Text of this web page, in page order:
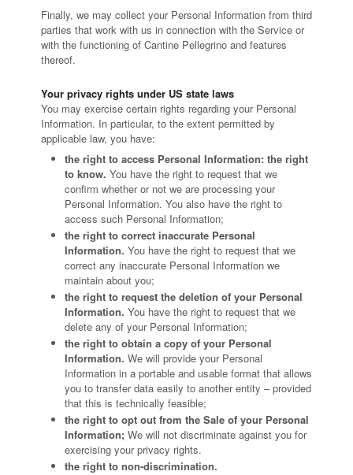
Finally, we may collect your Personal Information from third
parties that work with us in connection with the Service or
with the functioning of Cantine Pellegrino and features
thereof.
Your privacy rights under US state laws
You may exercise certain rights regarding your Personal
Information. In particular, to the extent permitted by
applicable law, you have:
the right to access Personal Information: the right
to know. You have the right to request that we
confirm whether or not we are processing your
Personal Information. You also have the right to
access such Personal Information;
the right to correct inaccurate Personal
Information. You have the right to request that we
correct any inaccurate Personal Information we
maintain about you;
the right to request the deletion of your Personal
Information. You have the right to request that we
delete any of your Personal Information;
the right to obtain a copy of your Personal
Information. We will provide your Personal
Information in a portable and usable format that allows
you to transfer data easily to another entity – provided
that this is technically feasible;
the right to opt out from the Sale of your Personal
Information; We will not discriminate against you for
exercising your privacy rights.
the right to non-discrimination.